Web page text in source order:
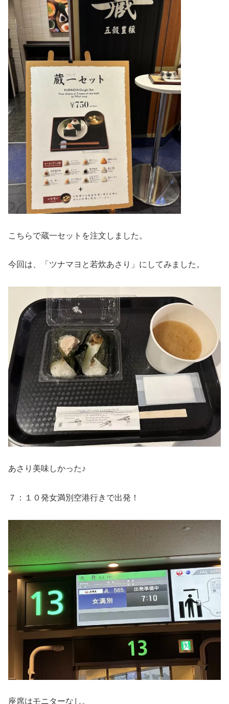
こちらで蔵一セットを注文しました。
今回は、「ツナマヨと若炊あさり」にしてみました。
あさり美味しかった♪
７：１０発女満別空港行きで出発！
座席はモニターなし。